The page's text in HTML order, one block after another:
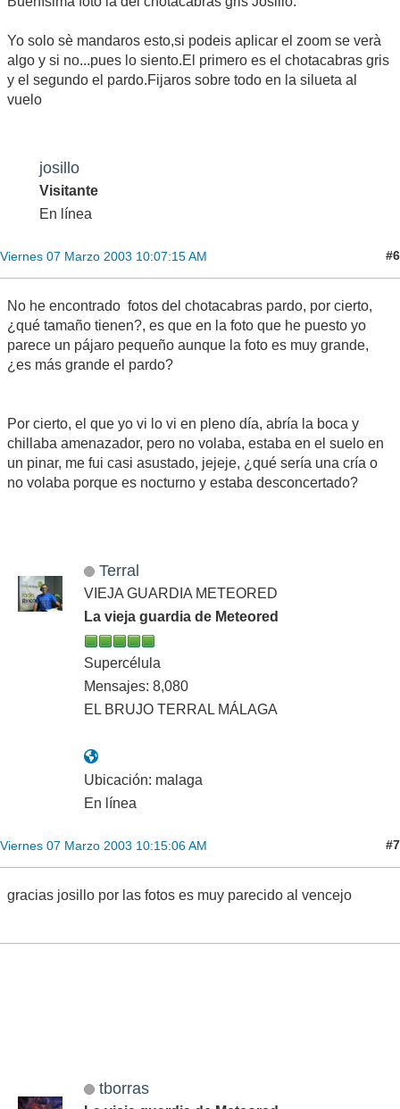
Yo solo sè mandaros esto,si podeis aplicar el zoom se verà
algo y si no...pues lo siento.El primero es el chotacabras gris
y el segundo el pardo.Fijaros sobre todo en la silueta al
vuelo
josillo
Visitante
En línea
Viernes 07 Marzo 2003 10:07:15 AM #6
No he encontrado fotos del chotacabras pardo, por cierto,
¿qué tamaño tienen?, es que en la foto que he puesto yo
parece un pájaro pequeño aunque la foto es muy grande,
¿es más grande el pardo?
Por cierto, el que yo vi lo vi en pleno día, abría la boca y
chillaba amenazador, pero no volaba, estaba en el suelo en
un pinar, me fui casi asustado, jejeje, ¿qué sería una cría o
no volaba porque es nocturno y estaba desconcertado?
Terral
VIEJA GUARDIA METEORED
La vieja guardia de Meteored
Supercélula
Mensajes: 8,080
EL BRUJO TERRAL MÁLAGA
Ubicación: malaga
En línea
Viernes 07 Marzo 2003 10:15:06 AM #7
gracias josillo por las fotos es muy parecido al vencejo
tborras